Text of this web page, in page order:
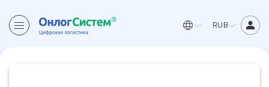
RUB